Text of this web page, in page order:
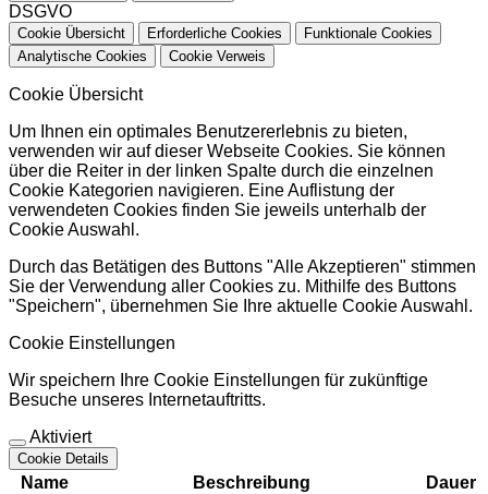
DSGVO
Cookie Übersicht Erforderliche Cookies
Funktionale Cookies
Analytische Cookies
Cookie Verweis
Cookie Übersicht
Um Ihnen ein optimales Benutzererlebnis zu bieten,
verwenden wir auf dieser Webseite Cookies. Sie können
über die Reiter in der linken Spalte durch die einzelnen
Cookie Kategorien navigieren. Eine Auflistung der
verwendeten Cookies finden Sie jeweils unterhalb der
Cookie Auswahl.
Durch das Betätigen des Buttons "Alle Akzeptieren" stimmen
Sie der Verwendung aller Cookies zu. Mithilfe des Buttons
"Speichern", übernehmen Sie Ihre aktuelle Cookie Auswahl.
Cookie Einstellungen
Wir speichern Ihre Cookie Einstellungen für zukünftige
Besuche unseres Internetauftritts.
Aktiviert
Cookie Details
Name Beschreibung
Dauer